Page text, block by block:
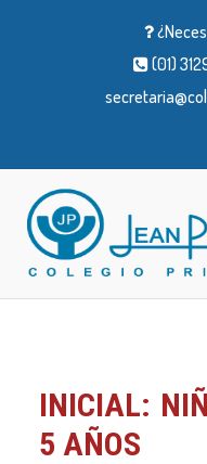
(01)
INICIAL:
5 AÑOS